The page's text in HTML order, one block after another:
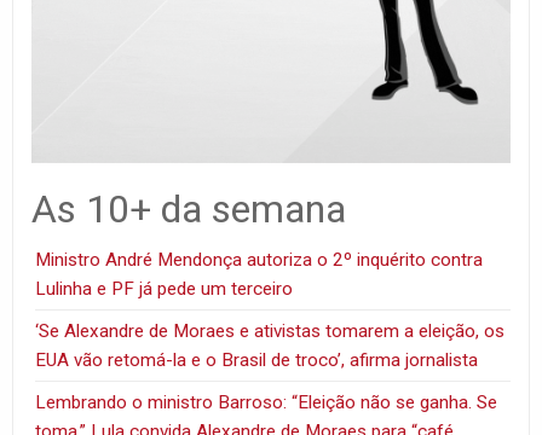
As 10+ da semana
Ministro André Mendonça autoriza o 2º inquérito contra
Lulinha e PF já pede um terceiro
‘Se Alexandre de Moraes e ativistas tomarem a eleição, os
EUA vão retomá-la e o Brasil de troco’, afirma jornalista
Lembrando o ministro Barroso: “Eleição não se ganha. Se